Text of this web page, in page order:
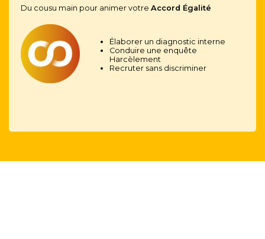
Du cousu main pour animer votre Accord Égalité
Élaborer un diagnostic interne
Conduire une enquête
Harcèlement
Recruter sans discriminer